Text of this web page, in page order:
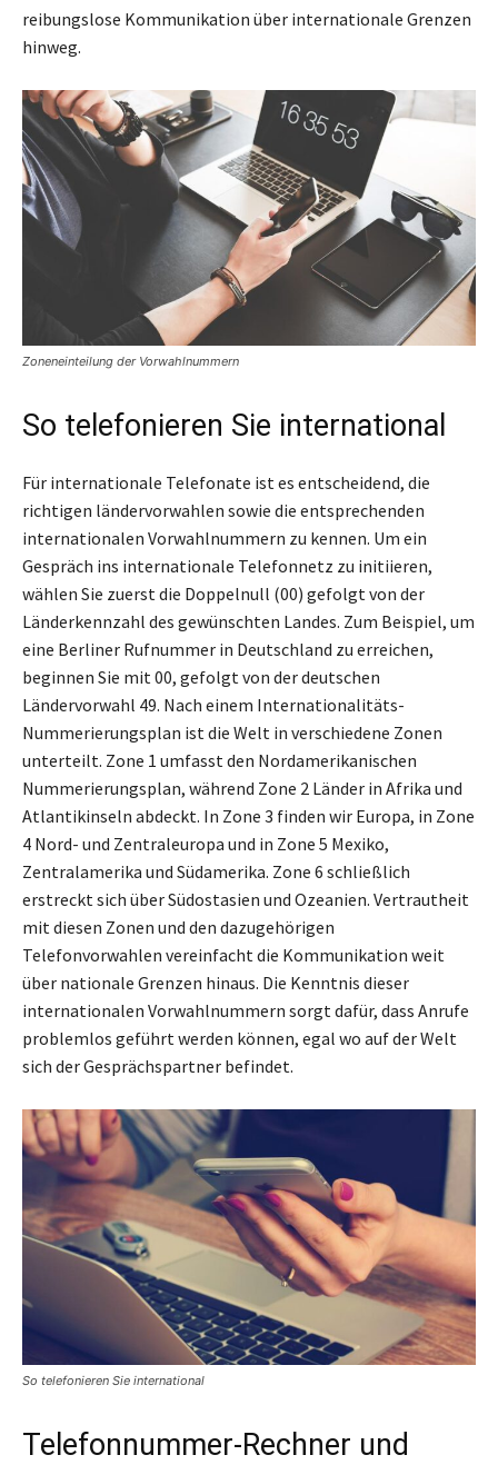
reibungslose Kommunikation über internationale Grenzen
hinweg.
Zoneneinteilung der Vorwahlnummern
So telefonieren Sie international
Für internationale Telefonate ist es entscheidend, die
richtigen ländervorwahlen sowie die entsprechenden
internationalen Vorwahlnummern zu kennen. Um ein
Gespräch ins internationale Telefonnetz zu initiieren,
wählen Sie zuerst die Doppelnull (00) gefolgt von der
Länderkennzahl des gewünschten Landes. Zum Beispiel, um
eine Berliner Rufnummer in Deutschland zu erreichen,
beginnen Sie mit 00, gefolgt von der deutschen
Ländervorwahl 49. Nach einem Internationalitäts-
Nummerierungsplan ist die Welt in verschiedene Zonen
unterteilt. Zone 1 umfasst den Nordamerikanischen
Nummerierungsplan, während Zone 2 Länder in Afrika und
Atlantikinseln abdeckt. In Zone 3 finden wir Europa, in Zone
4 Nord- und Zentraleuropa und in Zone 5 Mexiko,
Zentralamerika und Südamerika. Zone 6 schließlich
erstreckt sich über Südostasien und Ozeanien. Vertrautheit
mit diesen Zonen und den dazugehörigen
Telefonvorwahlen vereinfacht die Kommunikation weit
über nationale Grenzen hinaus. Die Kenntnis dieser
internationalen Vorwahlnummern sorgt dafür, dass Anrufe
problemlos geführt werden können, egal wo auf der Welt
sich der Gesprächspartner befindet.
So telefonieren Sie international
Telefonnummer-Rechner und